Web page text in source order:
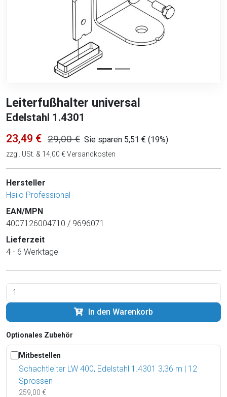
Leiterfußhalter universal
Edelstahl 1.4301
23,49 € 29,00 € Sie sparen 5,51 € (19%)
zzgl. USt. & 14,00 € Versandkosten
Hersteller
Hailo Professional
EAN/MPN
4007126004710 / 9696071
Lieferzeit
4 - 6 Werktage
In den Warenkorb
Optionales Zubehör
Mitbestellen
Schachtleiter LW 400, Edelstahl 1.4301 3,36 m | 12
Sprossen
259,00 €